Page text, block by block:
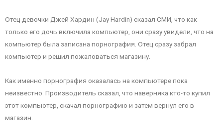
Отец девочки Джей Хардин (Jay Hardin) сказал СМИ, что как
только его дочь включила компьютер, они сразу увидели, что на
компьютер была записана порнография. Отец сразу забрал
компьютер и решил пожаловаться магазину.
Как именно порнография оказалась на компьютере пока
неизвестно. Производитель сказал, что наверняка кто-то купил
этот компьютер, скачал порнографию и затем вернул его в
магазин.